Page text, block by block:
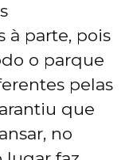
à parte, pois
o parque
pelas
que
no